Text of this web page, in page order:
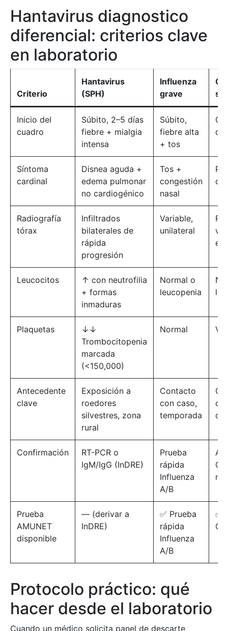
Hantavirus diagnostico
diferencial: criterios clave
en laboratorio
Criterio
Hantavirus
(SPH)
Influenza
grave
Inicio del
cuadro
Súbito, 2–5 días
fiebre + mialgia
intensa
Súbito,
fiebre alta
+ tos
Síntoma
cardinal
Disnea aguda +
edema pulmonar
no cardiogénico
Tos +
congestión
nasal
Radiografía
tórax
Infiltrados
bilaterales de
rápida
progresión
Variable,
unilateral
Leucocitos
↑ con neutrofilia
+ formas
inmaduras
Normal o
leucopenia
Plaquetas
↓↓
Trombocitopenia
marcada
(<150,000)
Normal
Antecedente
clave
Exposición a
roedores
silvestres, zona
rural
Contacto
con caso,
temporada
Confirmación
RT-PCR o
IgM/IgG (InDRE)
Prueba
rápida
Influenza
A/B
Ag
Prueba
AMUNET
disponible
— (derivar a
InDRE)
✅ Prueba
rápida
Influenza
A/B
✅
Protocolo práctico: qué
hacer desde el laboratorio
Cuando un médico solicita panel de descarte